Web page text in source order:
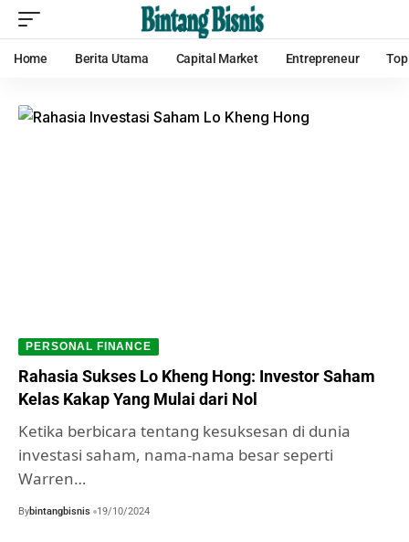
Home Berita Utama Capital Market Entrepreneur
PERSONAL FINANCE
Rahasia Sukses Lo Kheng Hong: Investor Saham
Kelas Kakap Yang Mulai dari Nol
Ketika berbicara tentang kesuksesan di dunia
investasi saham, nama-nama besar seperti
Warren…
Bybintangbisnis 19/10/2024